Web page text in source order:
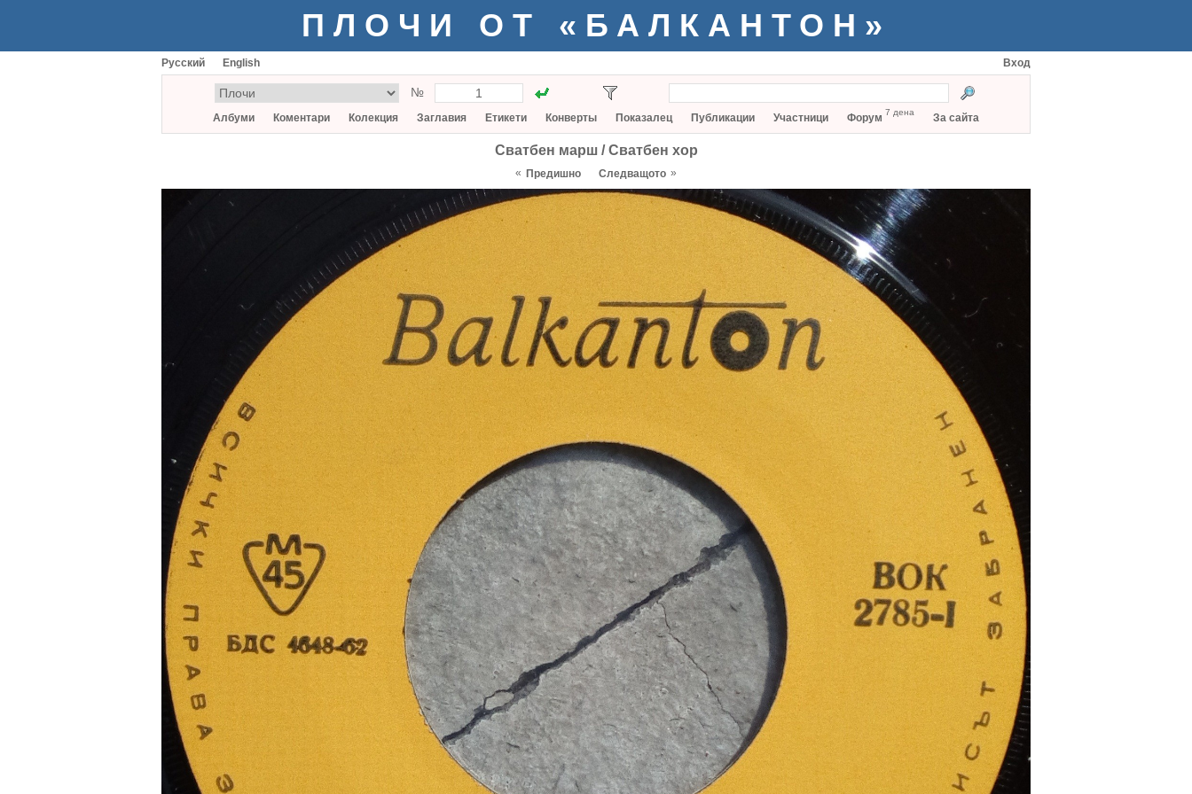
ПЛОЧИ ОТ «БАЛКАНТОН»
Русский English Вход
№
Албуми Коментари Колекция Заглавия Етикети Конверты Показалец Публикации Участници Форум 7 дена За сайта
Сватбен марш / Сватбен хор
« Предишно Следващото »